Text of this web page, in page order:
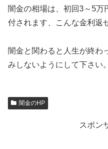
闇金の相場は、初回3～5万
付されます、こんな金利返
闇金と関わると人生が終わ
みしないようにして下さい。
闇金のHP
スポン